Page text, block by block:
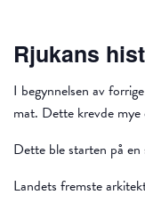
Rjukans
I begynnelsen av
mat. Dette krevde mye
Dette ble starten på
Landets fremste